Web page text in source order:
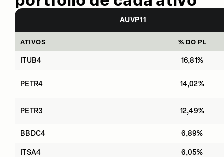
AUVP11
ATIVOS % DO PL
ITUB4 16,81%
PETR4 14,02%
PETR3 12,49%
BBDC4 6,89%
ITSA4 6,05%